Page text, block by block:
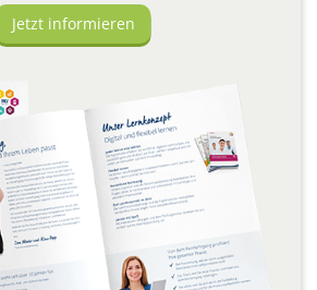
Jetzt informieren